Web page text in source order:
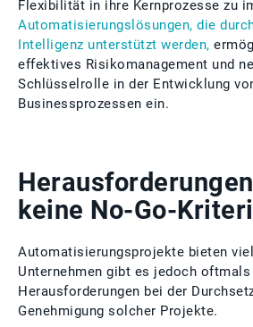
Flexibilität in ihre Kernprozesse zu
Automatisierungslösungen, die
Intelligenz unterstützt werden,
effektives Risikomanagement und
Schlüsselrolle in der Entwicklung
Businessprozessen ein.
keine No-Go-
Automatisierungsprojekte bieten
Unternehmen gibt es jedoch oftmals
Herausforderungen bei der
Genehmigung solcher Projekte.